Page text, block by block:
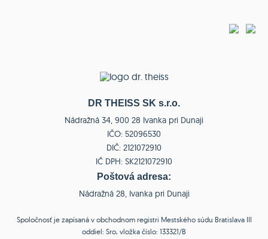
DR THEISS SK s.r.o.
Nádražná 34, 900 28 Ivanka pri Dunaji
IČO: 52096530
DIČ: 2121072910
IČ DPH: SK2121072910
Poštová adresa:
Nádražná 28, Ivanka pri Dunaji
Spoločnosť je zapísaná v obchodnom registri Mestského súdu Bratislava III
oddiel: Sro, vložka číslo: 133321/B